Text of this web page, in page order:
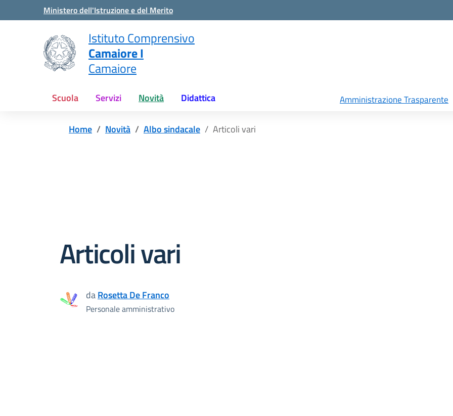
Vai ai contenuti
Vai al menu di navigazione
Ministero dell'Istruzione e del Merito
Istituto Comprensivo
Camaiore I
Camaiore
Scuola Servizi Novità Didattica Amministrazione Trasparente
Home Novità Albo sindacale Articoli vari
Articoli vari
daRosetta De Franco
Personale amministrativo